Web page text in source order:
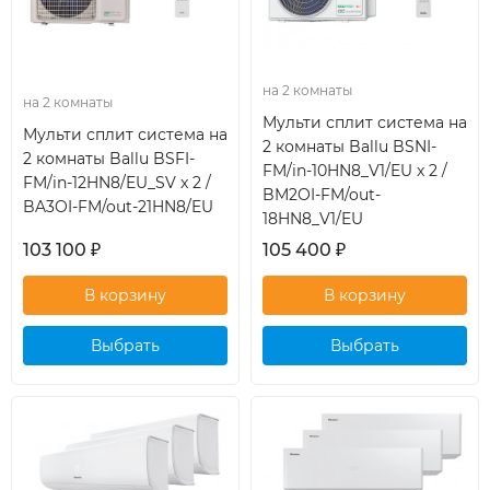
на 2 комнаты
Мульти сплит система на
2 комнаты Ballu BSFI-
FM/in-12HN8/EU_SV x 2 /
BA3OI-FM/out-21HN8/EU
103 100 ₽
Выбрать
на 2 комнаты
Мульти сплит система на
2 комнаты Ballu BSNI-
FM/in-10HN8_V1/EU x 2 /
BM2OI-FM/out-
18HN8_V1/EU
105 400 ₽
Выбрать